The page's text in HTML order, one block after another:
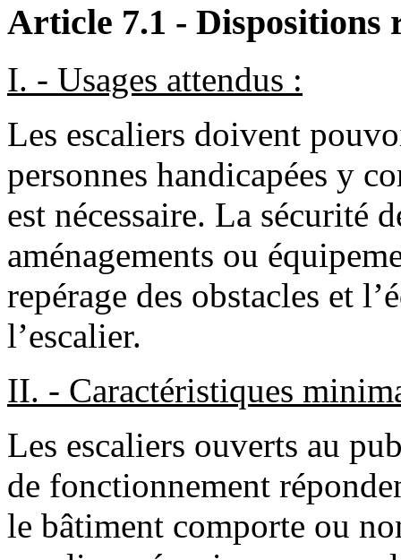
Article 7.1 - Dispositions
I. - Usages attendus :
Les escaliers doivent
personnes handicapées y
est nécessaire. La sécurité
aménagements ou
repérage des obstacles et
l’escalier.
II. - Caractéristiques
Les escaliers ouverts au
de fonctionnement
le bâtiment comporte ou